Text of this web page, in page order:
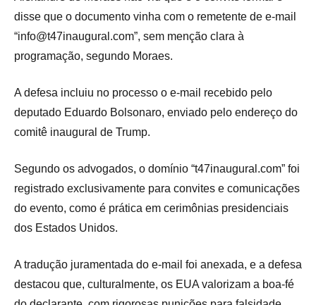
disse que o documento vinha com o remetente de e-mail
“info@t47inaugural.com”, sem menção clara à
programação, segundo Moraes.
A defesa incluiu no processo o e-mail recebido pelo
deputado Eduardo Bolsonaro, enviado pelo endereço do
comitê inaugural de Trump.
Segundo os advogados, o domínio “t47inaugural.com” foi
registrado exclusivamente para convites e comunicações
do evento, como é prática em cerimônias presidenciais
dos Estados Unidos.
A tradução juramentada do e-mail foi anexada, e a defesa
destacou que, culturalmente, os EUA valorizam a boa-fé